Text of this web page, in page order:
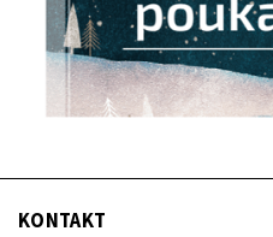
KONTAKT